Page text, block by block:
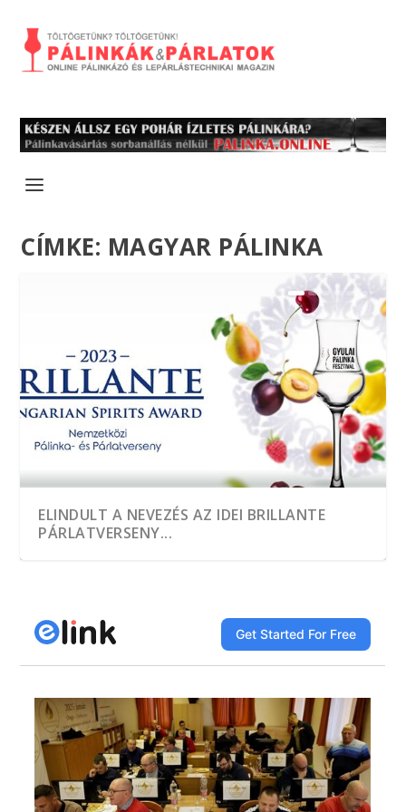
CÍMKE: MAGYAR PÁLINKA
ELINDULT A NEVEZÉS AZ IDEI BRILLANTE
PÁRLATVERSENY...
A HEGYKŐI 1 CSEPP PÁLINKAMANUFAKTÚRA
TÖBB, MINT EZER MINTÁT KÓSTOLTAK A
A JÓ PÁLINKA GAZDASÁGI ÉRTÉK
DÍJNYERTES PÁLINKA NINCS ALKOTÁS ÉS
A GYÜMÖLCS LEGJAVÁT ZÁRJÁK BE AZ